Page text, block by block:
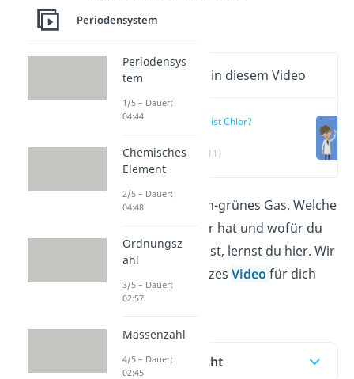
Chlor
Wichtige Inhalte in diesem Video
Was ist Chlor?
(00:11)
Chlor ist ein gelblich-grünes Gas. Welche
Eigenschaften Chlor hat und wofür du
es verwenden kannst, lernst du hier. Wir
haben auch ein kurzes Video für dich
vorbereitet!
Inhaltsübersicht
Periodensystem
Periodensys
tem
1/5 – Dauer:
04:44
Chemisches
Element
2/5 – Dauer:
04:48
Ordnungsz
ahl
3/5 – Dauer:
02:57
Massenzahl
4/5 – Dauer:
02:45